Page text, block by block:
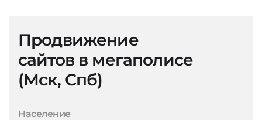
Продвижение
сайтов в мегаполисе
(Мск, Спб)
Население